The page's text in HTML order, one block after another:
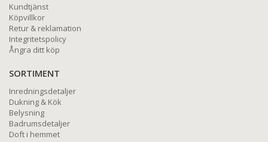
Kundtjänst
Köpvillkor
Retur & reklamation
Integritetspolicy
Ångra ditt köp
SORTIMENT
Inredningsdetaljer
Dukning & Kök
Belysning
Badrumsdetaljer
Doft i hemmet